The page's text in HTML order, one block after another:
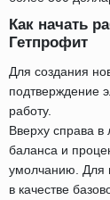
Как начать
Гетпрофит
Для создания
подтверждение
работу.
Вверху справа в
баланса и
умолчанию. Для
в качестве